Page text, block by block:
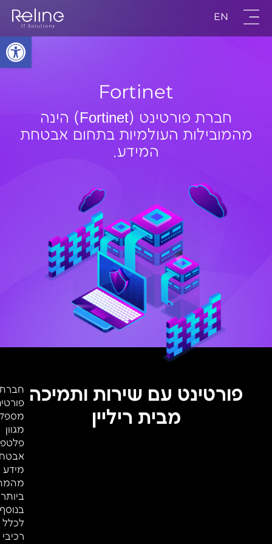
פתח
EN
Fortinet
חברת פורטינט (Fortinet) הינה
מהמובילות העולמיות בתחום אבטחת
המידע.
פורטינט עם שירות ותמיכה
מבית ריליין
מגוון
מידע
בנוסף
לכלל
רכיבי